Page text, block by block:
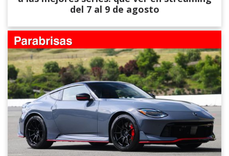
del 7 al 9 de agosto